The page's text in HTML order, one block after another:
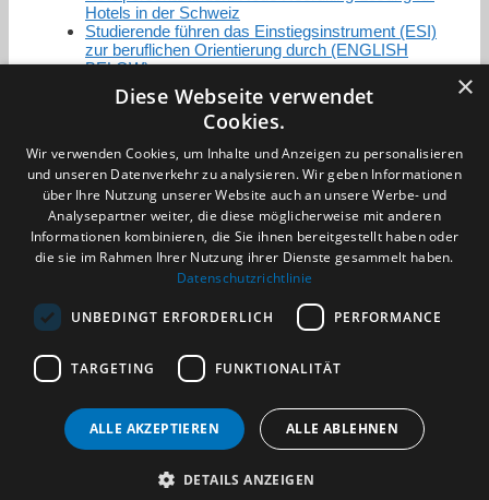
Hotels in der Schweiz
Studierende führen das Einstiegsinstrument (ESI)
zur beruflichen Orientierung durch (ENGLISH
BELOW)
Zertifizierung / Mitgliedschaften
Datenschutzerklärung
Benachrichtigungsservice
Kontakt und Anfahrt
(c) 2026 TALENTBRÜCKE GmbH & Co. KG
×
Diese Webseite verwendet
Cookies.
Wir verwenden Cookies, um Inhalte und Anzeigen zu personalisieren
und unseren Datenverkehr zu analysieren. Wir geben Informationen
über Ihre Nutzung unserer Website auch an unsere Werbe- und
Analysepartner weiter, die diese möglicherweise mit anderen
Informationen kombinieren, die Sie ihnen bereitgestellt haben oder
die sie im Rahmen Ihrer Nutzung ihrer Dienste gesammelt haben.
Datenschutzrichtlinie
UNBEDINGT ERFORDERLICH PERFORMANCE
TARGETING FUNKTIONALITÄT
ALLE AKZEPTIEREN ALLE ABLEHNEN
DETAILS ANZEIGEN